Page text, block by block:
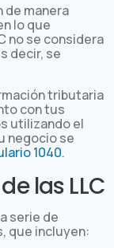
de manera
lo que
no se considera
decir, se
tributaria
con tus
utilizando el
negocio se
1040.
las LLC
serie de
que incluyen: